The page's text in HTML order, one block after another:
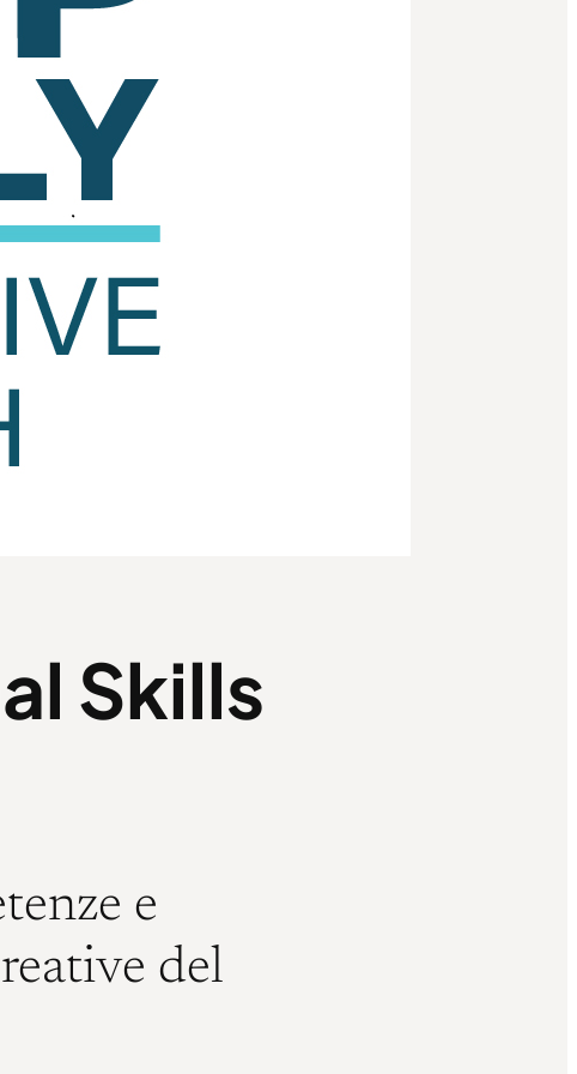
Skills
e
del